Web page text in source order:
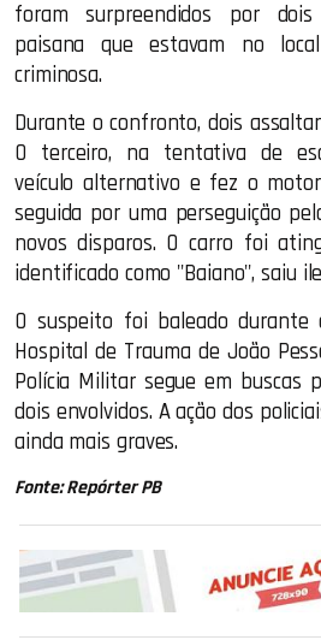
foram surpreendidos por
paisana que estavam no
criminosa.
Durante o confronto, dois
O terceiro, na tentativa de
veículo alternativo e fez o
seguida por uma perseguição
novos disparos. O carro foi
identificado como "Baiano", saiu
O suspeito foi baleado
Hospital de Trauma de João
Polícia Militar segue em buscas
dois envolvidos. A ação dos
ainda mais graves.
Fonte: Repórter PB